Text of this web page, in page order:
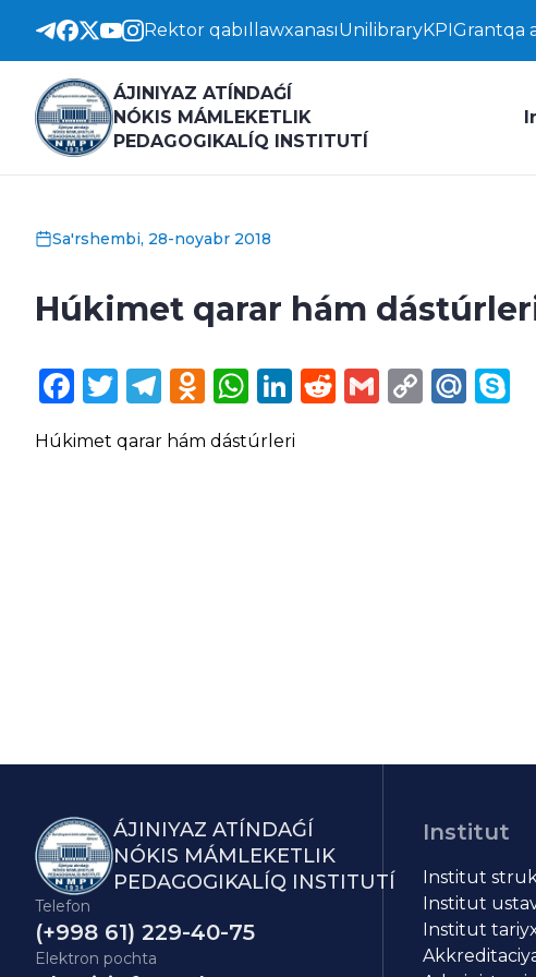
Rektor qabıllawxanasıUnilibraryKPIGrantqa
ÁJINIYAZ ATÍNDAǴÍ
NÓKIS MÁMLEKETLIK
PEDAGOGIKALÍQ INSTITUTÍ
Sa'rshembi, 28-noyabr 2018
Húkimet qarar hám
Facebook
Twitter
Telegram
Odnoklassniki
WhatsApp
LinkedIn
Reddit
Gmail
Copy
Húkimet qarar hám dástúrleri
ÁJINIYAZ ATÍNDAǴÍ
NÓKIS MÁMLEKETLIK
PEDAGOGIKALÍQ INSTITUTÍ
Telefon
(+998 61) 229-40-75
Elektron pochta
Institut
Institut
Institut
Institut